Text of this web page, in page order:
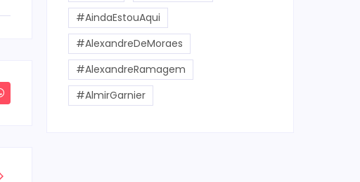
#AindaEstouAqui
#AlexandreDeMoraes
#AlexandreRamagem
#AlmirGarnier